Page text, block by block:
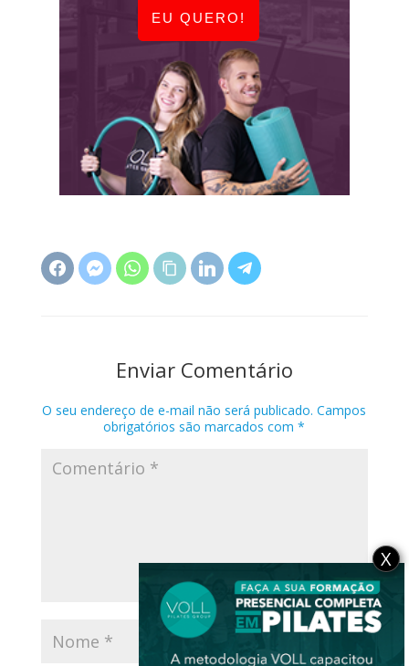
EU QUERO!
Enviar Comentário
O seu endereço de e-mail não será publicado. Campos
obrigatórios são marcados com*
X